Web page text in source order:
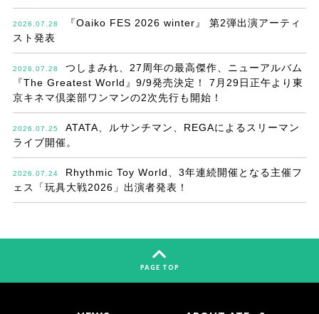
2026.07.28
『Oaiko FES 2026 winter』 第2弾出演アーティ
スト発表
2026.07.28
つしまみれ、27周年の最高傑作、ニューアルバム
『The Greatest World』9/9発売決定！ 7月29日正午より東
京キネマ倶楽部ワンマンの2次先行も開始！
2026.07.25
ATATA、ルサンチマン、REGAによるスリーマン
ライブ開催。
2026.07.24
Rhythmic Toy World、3年連続開催となる主催フ
ェス「玩具大戦2026」出演者発表！
PAGE TOP